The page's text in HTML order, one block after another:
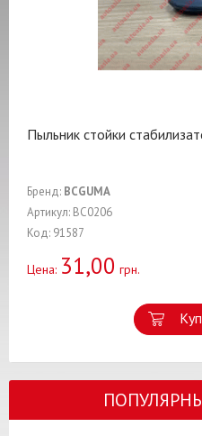
Пыльник стойки
Бренд: BCGUMA
Артикул: BC0206
Код: 91587
Цена: 31,00 грн.